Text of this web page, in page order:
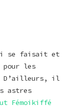
se faisait et
pour les
D’ailleurs, il
astres
Fémoikiffé